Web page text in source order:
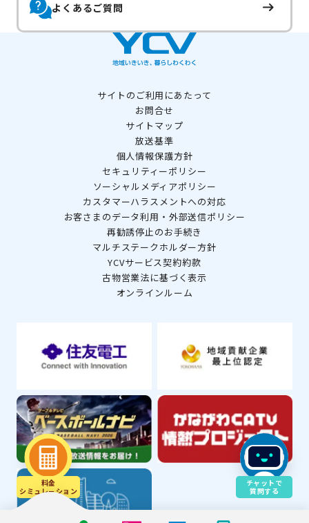
よくあるご質問
料金
シミュレ－ション
サイトのご利用にあたって
お問合せ
サイトマップ
放送基準
個人情報保護方針
セキュリティーポリシー
ソーシャルメディアポリシー
カスタマーハラスメントへの対応
お客さまのデータ利用・外部送信ポリシー
再勧誘停止のお手続き
マルチステークホルダー方針
YCVサービス契約約款
古物営業法に基づく表示
オンラインルーム
チャットで
質問する